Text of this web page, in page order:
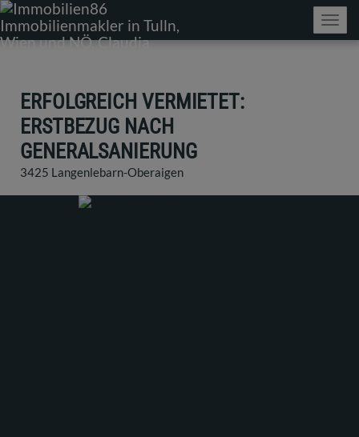
ERFOLGREICH VERMIETET:
ERSTBEZUG NACH
GENERALSANIERUNG
3425 Langenlebarn-Oberaigen